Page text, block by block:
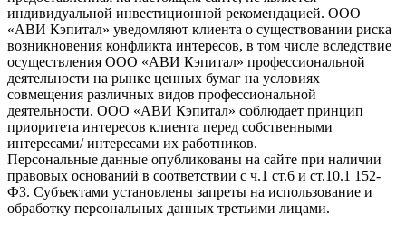
индивидуальной инвестиционной рекомендацией. ООО
«АВИ Кэпитал» уведомляют клиента о существовании риска
возникновения конфликта интересов, в том числе вследствие
осуществления ООО «АВИ Кэпитал» профессиональной
деятельности на рынке ценных бумаг на условиях
совмещения различных видов профессиональной
деятельности. ООО «АВИ Кэпитал» соблюдает принцип
приоритета интересов клиента перед собственными
интересами/ интересами их работников.
Персональные данные опубликованы на сайте при наличии
правовых оснований в соответствии с ч.1 ст.6 и ст.10.1 152-
ФЗ. Субъектами установлены запреты на использование и
обработку персональных данных третьими лицами.